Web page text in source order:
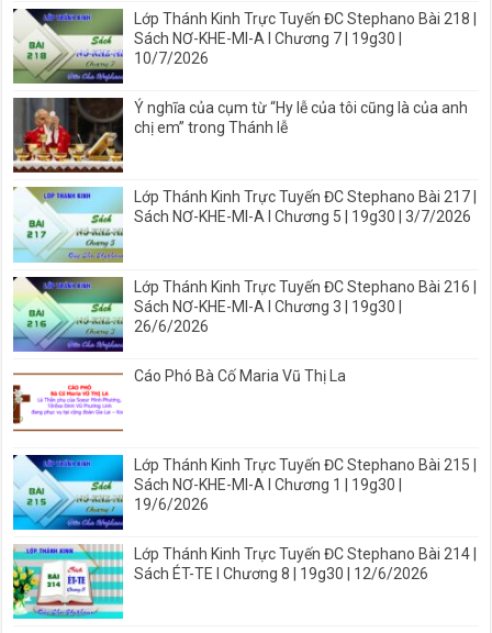
Lớp Thánh Kinh Trực Tuyến ĐC Stephano Bài 218 |
Sách NƠ-KHE-MI-A I Chương 7 | 19g30 |
10/7/2026
Ý nghĩa của cụm từ “Hy lễ của tôi cũng là của anh
chị em” trong Thánh lễ
Lớp Thánh Kinh Trực Tuyến ĐC Stephano Bài 217 |
Sách NƠ-KHE-MI-A I Chương 5 | 19g30 | 3/7/2026
Lớp Thánh Kinh Trực Tuyến ĐC Stephano Bài 216 |
Sách NƠ-KHE-MI-A I Chương 3 | 19g30 |
26/6/2026
Cáo Phó Bà Cố Maria Vũ Thị La
Lớp Thánh Kinh Trực Tuyến ĐC Stephano Bài 215 |
Sách NƠ-KHE-MI-A I Chương 1 | 19g30 |
19/6/2026
Lớp Thánh Kinh Trực Tuyến ĐC Stephano Bài 214 |
Sách ÉT-TE I Chương 8 | 19g30 | 12/6/2026